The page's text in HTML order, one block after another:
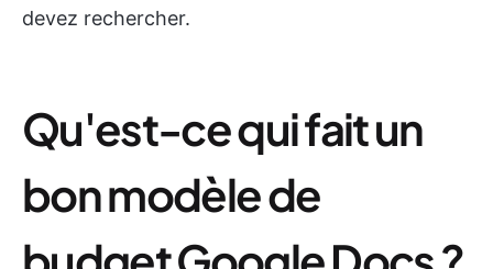
devez rechercher.
Qu'est-ce qui fait un
bon modèle de